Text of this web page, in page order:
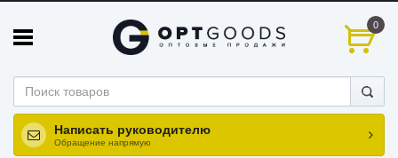
0
Написать руководителю
Обращение напрямую